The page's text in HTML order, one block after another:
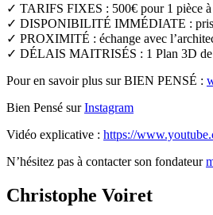
✓ TARIFS FIXES : 500€ pour 1 pièce à
✓ DISPONIBILITÉ IMMÉDIATE :
✓ PROXIMITÉ : échange avec
✓ DÉLAIS MAITRISÉS : 1 Plan 3D de
Pour en savoir plus sur BIEN PENSÉ :
Bien Pensé surInstagram
Vidéo explicative : https://
N’hésitez pas à contacter son fondateur
Christophe Voiret